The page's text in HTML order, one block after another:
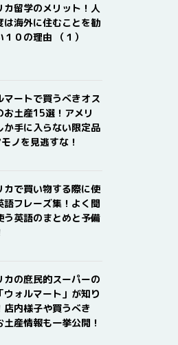
カ留学のメリット！人
は海外に住むことを勧
１０の理由 （１）
マートで買うべきオス
お土産15選！アメリ
か手に入らない限定品
ノを見逃すな！
カで買い物する際に使
語フレーズ集！よく聞
う英語のまとめと予備
カの庶民的スーパーの
ウォルマート」が知り
店内様子や買うべき
土産情報も一挙公開！